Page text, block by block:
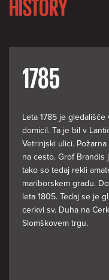
HISTORY
1785
Leta 1785 je
domicil. Ta je bil v
Vetrinjski ulici.
na cesto. Grof Brandis
tako so tedaj rekli
mariborskem gradu.
leta 1805. Tedaj se je
cerkvi sv. Duha na
Slomškovem trgu.